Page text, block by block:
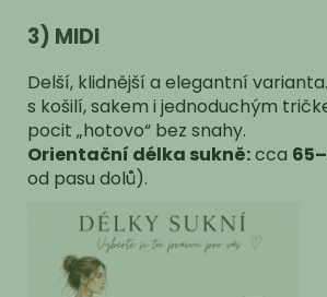
3) MIDI
Delší, klidnější a elegantní
s košilí, sakem i jednoduchým
pocit „hotovo“ bez snahy.
Orientační délka sukně:cca
od pasu dolů).